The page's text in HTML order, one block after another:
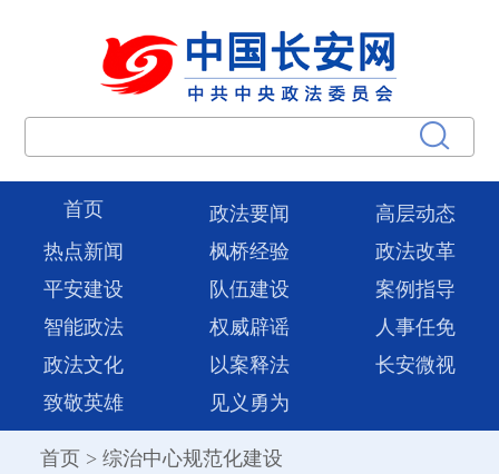
首页 政法要闻
高层动态
热点新闻
枫桥经验
政法改革
平安建设
队伍建设
案例指导
智能政法
权威辟谣
人事任免
政法文化
以案释法
长安微视
致敬英雄
见义勇为
首页 > 综治中心规范化建设